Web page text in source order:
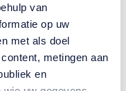
van
op uw
met als doel
metingen aan
en
vraag: hoe blijf
van mij af lijkt